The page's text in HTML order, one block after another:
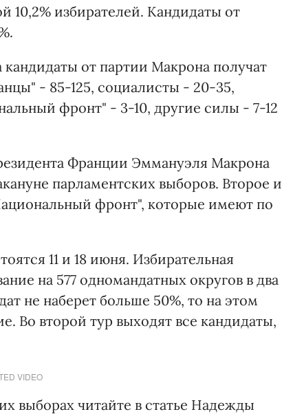
10,2% избирателей. Кандидаты от
кандидаты от партии Макрона получат
- 85-125, социалисты - 20-35,
фронт" - 3-10, другие силы - 7-12
Франции Эммануэля Макрона
парламентских выборов. Второе и
фронт", которые имеют по
11 и 18 июня. Избирательная
на 577 одномандатных округов в два
не наберет больше 50%, то на этом
Во второй тур выходят все кандидаты,
VIDEO
выборах читайте в статье Надежды